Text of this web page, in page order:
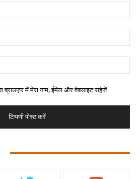
ब्राउज़र में मेरा नाम, ईमेल और वेबसाइट सहेजें